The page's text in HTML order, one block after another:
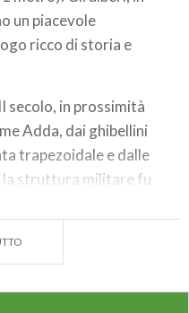
un piacevole
ricco di storia e
secolo, in prossimità
Adda, dai ghibellini
trapezoidale e dalle
la struttura militare fu
le mura, il fossato